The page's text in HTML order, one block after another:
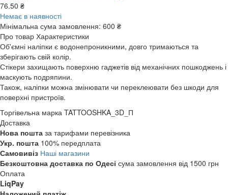
76.50 ₴
Немає в наявності
Мінімальна сума замовлення: 600 ₴
Про товар Характеристики
Об'ємні наліпки є водонепроникними, довго тримаються та
зберігають свій колір.
Стікери захищають поверхню гаджетів від механічних пошкоджень і
маскують подряпини.
Також, наліпки можна змінювати чи переклеювати без шкоди для
поверхні пристроїв.
Торгівельна марка TATTOOSHKA_3D_П
Доставка
Нова пошта за тарифами перевізника
Укр. пошта 100% передплата
Самовивіз Наші магазини
Безкоштовна доставка по Одесі сума замовлення від 1500 грн
Оплата
LiqPay